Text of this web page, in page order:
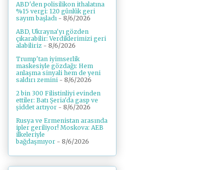
ABD'den polisilikon ithalatına
%15 vergi: 120 günlük geri
sayım başladı - 8/6/2026
ABD, Ukrayna'yı gözden
çıkarabilir: Verdiklerimizi geri
alabiliriz - 8/6/2026
Trump'tan iyimserlik
maskesiyle gözdağı: Hem
anlaşma sinyali hem de yeni
saldırı zemini - 8/6/2026
2 bin 300 Filistinliyi evinden
ettiler: Batı Şeria'da gasp ve
şiddet artıyor - 8/6/2026
Rusya ve Ermenistan arasında
ipler geriliyor! Moskova: AEB
ilkeleriyle
bağdaşmıyor - 8/6/2026